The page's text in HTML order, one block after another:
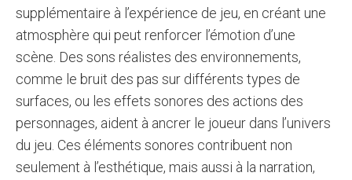
supplémentaire à l’expérience de jeu, en créant une
atmosphère qui peut renforcer l’émotion d’une
scène. Des sons réalistes des environnements,
comme le bruit des pas sur différents types de
surfaces, ou les effets sonores des actions des
personnages, aident à ancrer le joueur dans l’univers
du jeu. Ces éléments sonores contribuent non
seulement à l’esthétique, mais aussi à la narration,